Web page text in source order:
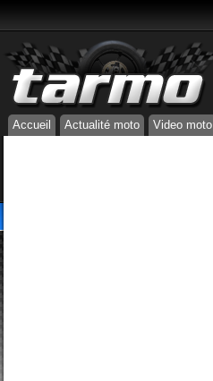
Accueil Actualité moto Video moto